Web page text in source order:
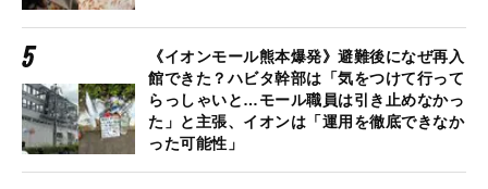
《イオンモール熊本爆発》避難後になぜ再入
館できた？ハビタ幹部は「気をつけて行って
らっしゃいと…モール職員は引き止めなかっ
た」と主張、イオンは「運用を徹底できなか
った可能性」